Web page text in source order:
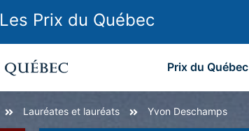
Les Prix du Québec
Prix du Québec
Lauréates et lauréats Yvon Deschamps